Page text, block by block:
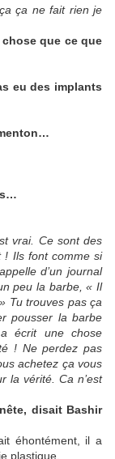
ça ne fait rien je
que ce que
eu des implants
vrai. Ce sont des
! Ils font comme si
d’un journal
peu la barbe, « Il
Tu trouves pas ça
pousser la barbe
écrit une chose
! Ne perdez pas
achetez ça vous
la vérité. Ca n’est
disait Bashir
éhontément, il a
plastique.